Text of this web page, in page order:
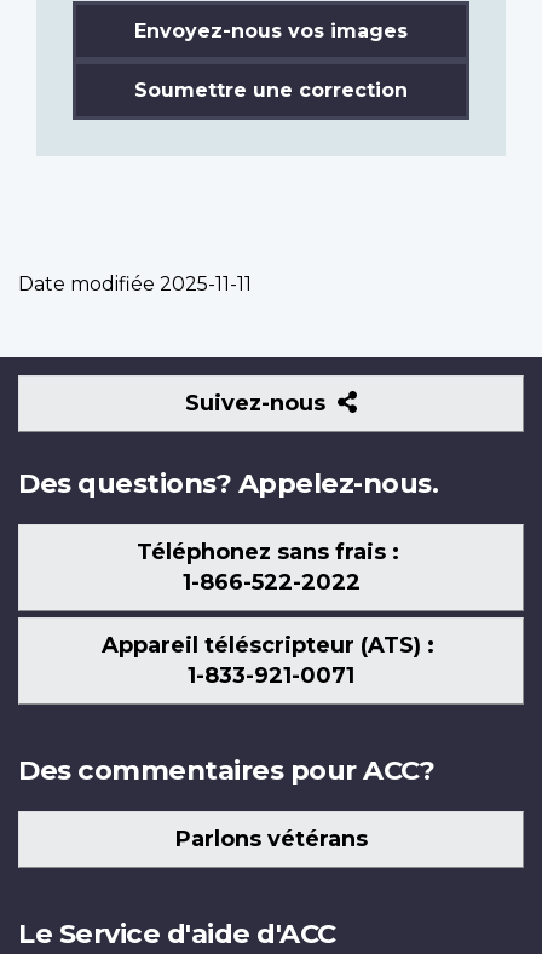
Envoyez-nous vos images
Soumettre une correction
Date modifiée 2025-11-11
Suivez-nous
Suivez-
nous
Des questions? Appelez-nous.
Téléphonez sans frais :
1-866-522-2022
Appareil téléscripteur (ATS) :
1-833-921-0071
Des commentaires pour ACC?
Parlons vétérans
Le Service d'aide d'ACC